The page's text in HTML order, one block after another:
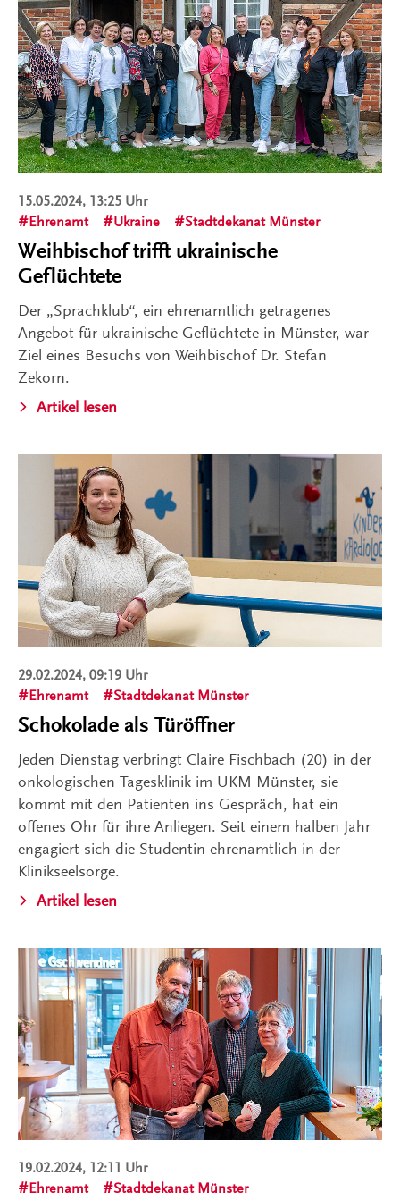
15.05.2024, 13:25 Uhr
Ehrenamt
Ukraine Stadtdekanat Münster
Weihbischof trifft ukrainische
Geflüchtete
Der „Sprachklub“, ein ehrenamtlich getragenes
Angebot für ukrainische Geflüchtete in Münster, war
Ziel eines Besuchs von Weihbischof Dr. Stefan
Zekorn.
Artikel lesen
29.02.2024, 09:19 Uhr
Ehrenamt
Stadtdekanat Münster
Schokolade als Türöffner
Jeden Dienstag verbringt Claire Fischbach (20) in der
onkologischen Tagesklinik im UKM Münster, sie
kommt mit den Patienten ins Gespräch, hat ein
offenes Ohr für ihre Anliegen. Seit einem halben Jahr
engagiert sich die Studentin ehrenamtlich in der
Klinikseelsorge.
Artikel lesen
19.02.2024, 12:11 Uhr
Ehrenamt
Stadtdekanat Münster